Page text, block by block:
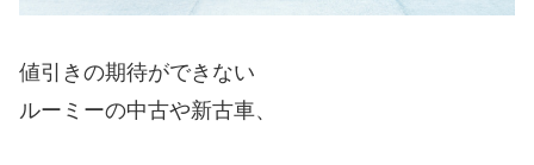
値引きの期待ができない
ルーミーの中古や新古車、